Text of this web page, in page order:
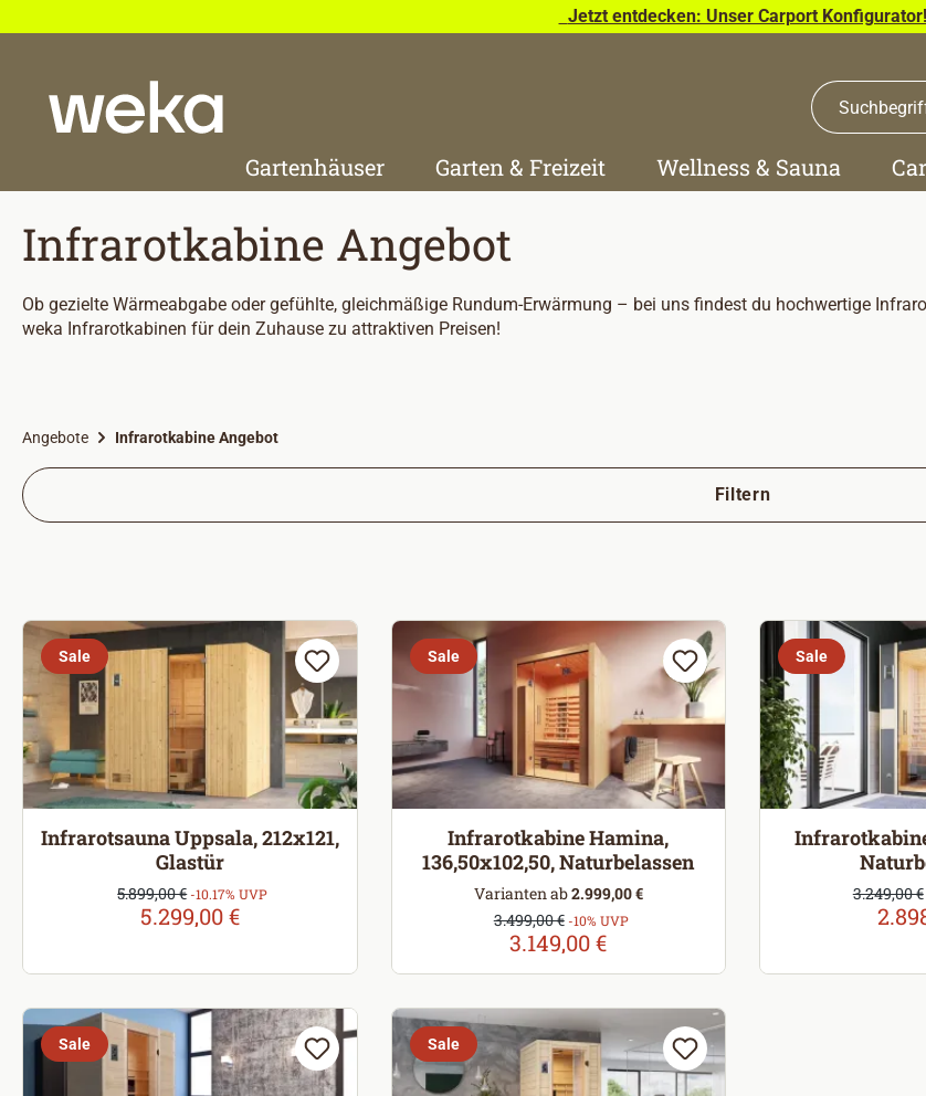
Jetzt entdecken: Unser Carport Konfigurator!
Gartenhäuser Garten & Freizeit Wellness & Sauna
Infrarotkabine Angebot
Ob gezielte Wärmeabgabe oder gefühlte, gleichmäßige Rundum-Erwärmung – bei uns findest du hochwertige
weka Infrarotkabinen für dein Zuhause zu attraktiven Preisen!
Angebote Infrarotkabine Angebot
Filtern
Sale
Infrarotsauna Uppsala, 212x121,
Glastür
Verkaufspreis:
5.299,00 €
Regulärer Preis:
5.899,00 € -10.17% UVP
Sale
Infrarotkabine Hamina,
136,50x102,50, Naturbelassen
Varianten ab2.999,00 €
Verkaufspreis:
3.149,00 €
Regulärer Preis:
3.499,00 € -10% UVP
Sale
Regulärer
3.249,00 €
Sale Sale